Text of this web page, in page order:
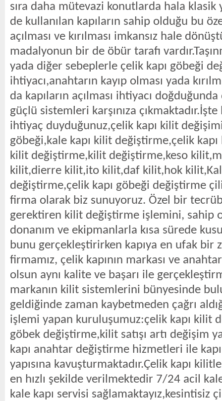
sıra daha mütevazi konutlarda hala
de kullanılan kapıların sahip olduğu bu
açılması ve kırılması imkansız hale
madalyonun bir de öbür tarafı
yada diğer sebeplerle çelik kapı göbeği
ihtiyacı,anahtarın kayıp olması yada
da kapıların açılması ihtiyacı doğduğunda
güçlü sistemleri karşınıza
ihtiyaç duyduğunuz,çelik kapı kilit
göbeği,kale kapı kilit değiştirme,çelik
kilit değiştirme,kilit değiştirme,keso
kilit,dierre kilit,ito kilit,daf kilit,hok
değiştirme,çelik kapı göbeği değiştirme
firma olarak biz sunuyoruz. Özel bir
gerektiren kilit değiştirme işlemini, sahip
donanım ve ekipmanlarla kısa sürede
bunu gerçekleştirirken kapıya en ufak bir
firmamız, çelik kapının markası ve
olsun aynı kalite ve başarı ile
markanın kilit sistemlerini bünyesinde
geldiğinde zaman kaybetmeden çağrı
işlemi yapan kuruluşumuz:çelik kapı kilit
göbek değiştirme,kilit satışı artı değişim
kapı anahtar değiştirme hizmetleri ile
yapısına kavuşturmaktadır.Çelik kapı
en hızlı şekilde verilmektedir 7/24 acil
kale kapı servisi sağlamaktayız,kesintisiz